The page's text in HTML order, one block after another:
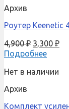
Архив
Роутер Keenetic
4,900₽ 3,300 ₽
Подробнее
Нет в наличии
Архив
Комплект